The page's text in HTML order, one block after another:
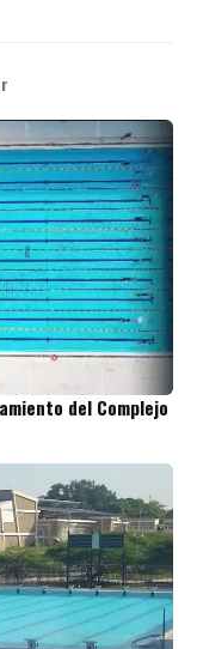
del Complejo